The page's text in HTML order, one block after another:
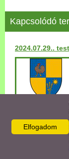
Bezerédj
Egyéb
Egyéb
Uraiújfalu
Kapcsolódó
2024.07.29..
Elfogadom